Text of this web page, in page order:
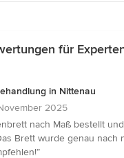
für
in Nittenau
2025
nach Maß bestellt
Brett wurde genau